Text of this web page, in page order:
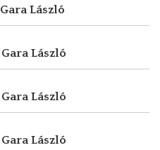
Gara László
Gara László
Gara László
Gara László